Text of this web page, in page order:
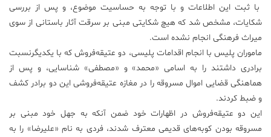
با ثبت این اطلاعات و با توجه به حساسیت موضوع، و پس از بررسی
شکایات، مشخص شد که هیچ شکایتی مبنی بر سرقت آثار باستانی از سوی
میراث فرهنگی انجام نشده است.
ماموران پلیس با انجام اقدامات پلیسی، دو عتیقه‌فروش که با یکدیگرنسبت
برادری داشتند را به اسامی «محمد» و «مصطفی» شناسایی، و پس از
هماهنگی قضایی اموال مسروقه را در مغازه عتیقه‌فروشی این دو برادر کشف
و ضبط کردند.
این دو عتیقه‌فروش در اظهارات خود ضمن آنکه به جهل خود مبنی بر
مسروقه بودن کوبه‌های قدیمی معترف شدند، فردی به نام «علیرضا» را به